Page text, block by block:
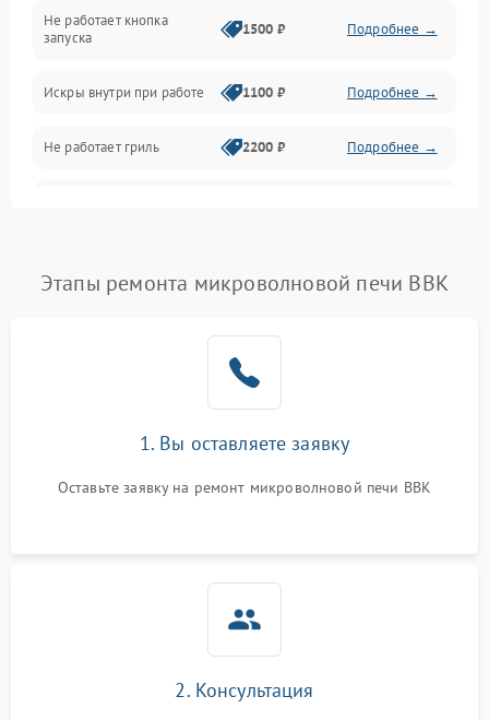
Нагрев и приготовление
Программное обеспечение
Не работает кнопка
запуска
1500 ₽ Подробнее →
Искры внутри при работе 1100 ₽ Подробнее →
Не работает гриль 2200 ₽ Подробнее →
Появление запаха гари Подробнее →
2200 ₽
Не работают сенсорные
1000 ₽
Этапы ремонта микроволновой печи BBK
1. Вы оставляете заявку
Оставьте заявку на ремонт микроволновой печи BBK
2. Консультация